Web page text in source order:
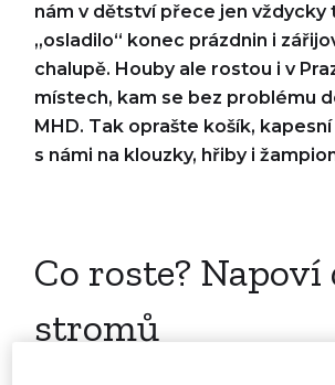
nám v dětství přece jen vždycky
„osladilo“ konec prázdnin i
chalupě. Houby ale rostou i v
místech, kam se bez problému
MHD. Tak oprašte košík,
s námi na klouzky, hřiby i
Co roste?
stromů